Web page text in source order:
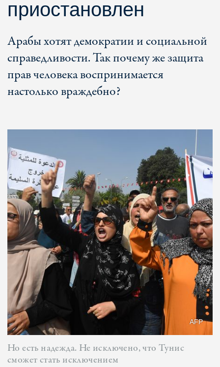
приостановлен
Арабы хотят демократии и социальной
справедливости. Так почему же защита
прав человека воспринимается
настолько враждебно?
АFP
Но есть надежда. Не исключено, что Тунис
сможет стать исключением